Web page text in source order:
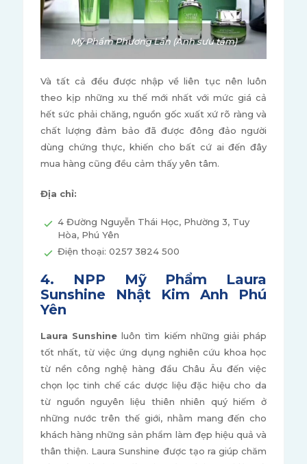
Mỹ Phẩm Phương Lân (Ảnh sưu tầm)
Và tất cả đều được nhập về liên tục nên luôn
theo kịp những xu thế mới nhất với mức giá cả
hết sức phải chăng, nguồn gốc xuất xứ rõ ràng và
chất lượng đảm bảo đã được đông đảo người
dùng chứng thực, khiến cho bất cứ ai đến đây
mua hàng cũng đều cảm thấy yên tâm.
Địa chỉ:
4 Đường Nguyễn Thái Học, Phường 3, Tuy
Hòa, Phú Yên
Điện thoại: 0257 3824 500
4. NPP Mỹ Phẩm Laura
Sunshine Nhật Kim Anh Phú
Yên
Laura Sunshine luôn tìm kiếm những giải pháp
tốt nhất, từ việc ứng dụng nghiên cứu khoa học
từ nền công nghệ hàng đầu Châu Âu đến việc
chọn lọc tinh chế các dược liệu đặc hiệu cho da
từ nguồn nguyên liệu thiên nhiên quý hiếm ở
những nước trên thế giới, nhằm mang đến cho
khách hàng những sản phẩm làm đẹp hiệu quả và
thân thiện. Laura Sunshine được tạo ra giúp chăm